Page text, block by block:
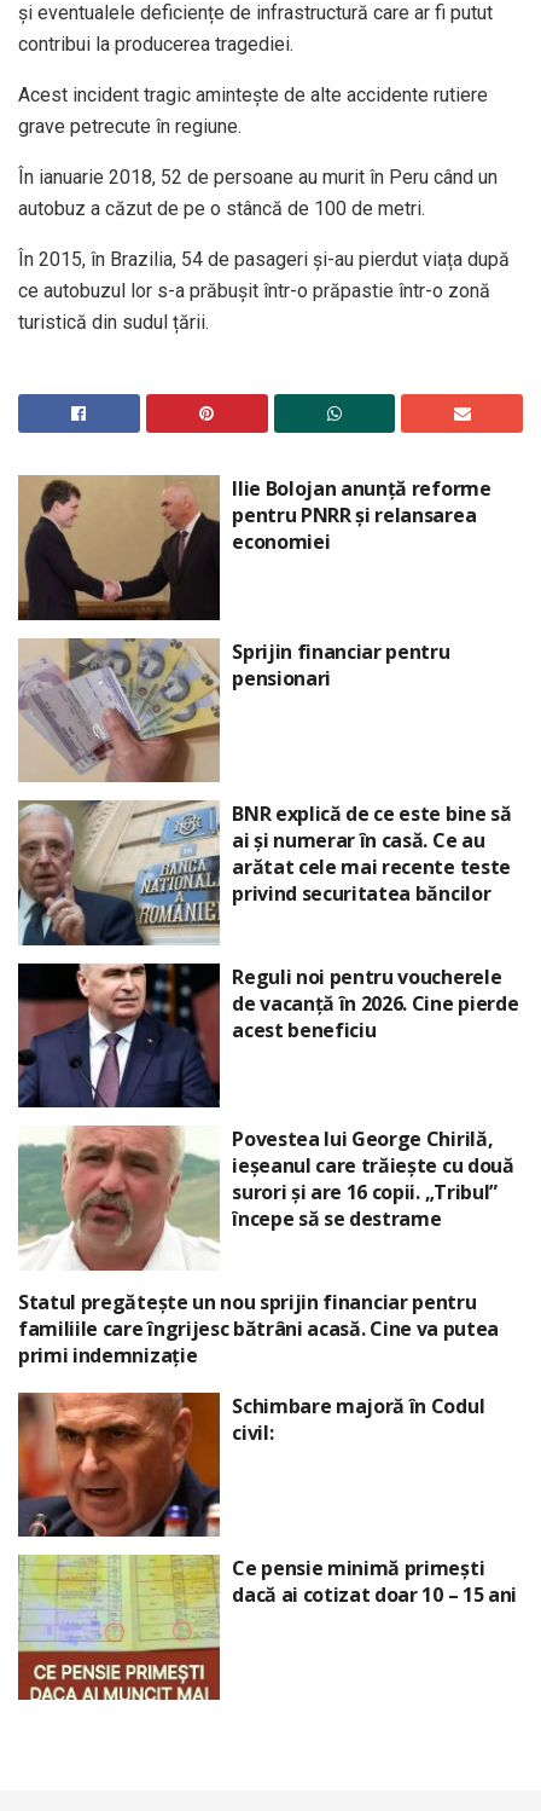
și eventualele deficiențe de infrastructură care ar fi putut
contribui la producerea tragediei.
Acest incident tragic amintește de alte accidente rutiere
grave petrecute în regiune.
În ianuarie 2018, 52 de persoane au murit în Peru când un
autobuz a căzut de pe o stâncă de 100 de metri.
În 2015, în Brazilia, 54 de pasageri și-au pierdut viața după
ce autobuzul lor s-a prăbușit într-o prăpastie într-o zonă
turistică din sudul țării.
Ilie Bolojan anunță reforme
pentru PNRR și relansarea
economiei
Sprijin financiar pentru
pensionari
BNR explică de ce este bine să
ai și numerar în casă. Ce au
arătat cele mai recente teste
privind securitatea băncilor
Reguli noi pentru voucherele
de vacanță în 2026. Cine pierde
acest beneficiu
Povestea lui George Chirilă,
ieșeanul care trăiește cu două
surori și are 16 copii. „Tribul”
începe să se destrame
Statul pregătește un nou sprijin financiar pentru
familiile care îngrijesc bătrâni acasă. Cine va putea
primi indemnizație
Schimbare majoră în Codul
civil:
Ce pensie minimă primești
dacă ai cotizat doar 10 – 15 ani